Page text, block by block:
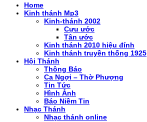
Home
Kinh thánh Mp3
Kinh-thánh 2002
Cựu ước
Tân ước
Kinh thánh 2010 hiệu đính
Kinh thánh truyền thống 1925
Hội Thánh
Thông Báo
Ca Ngợi – Thờ Phượng
Tin Tức
Hình Ảnh
Báo Niềm Tin
Nhạc Thánh
Nhạc thánh online